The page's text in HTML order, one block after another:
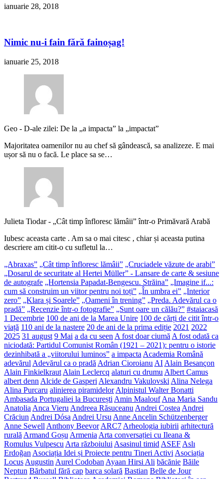
ianuarie 28, 2018
Nimic nu-i fain fără fainoșag!
ianuarie 25, 2018
Geo - D-ale zilei: De la „a impacta” la „impactat”
Majoritatea oamenilor nu au chef să gândească, sa analizeze. E mai
ușor să nu o facă. Le place sa se…
Julieta Tiodar- „Cât timp înfloresc lămâii” într-o Primăvară Arabă
Iubesc aceasta carte . Am sa o mai citesc , chiar și aceasta putina
descriere am citit-o cu sufletul la…
„Abraxas” „Cât timp înfloresc lămâii” „Cruciadele văzute de arabi”
„Dosarul de securitate al Hertei Müller” - Lansare de carte & sesiune
de autografe „Hortensia Papadat-Bengescu. Străina” „Imagine if...:
cum să construim un viitor pentru noi toți” „În umbra ei” „Interior
zero” „Klara și Soarele” „Oameni în trening” „Preda. Adevărul ca o
pradă” „Recenzie într-o fotografie” „Sunt oare un călău?” #staiacasă
1 Decembrie 100 de ani de la Marea Unire 100 de cărți de citit într-o
viață 110 ani de la nastere 20 de ani de la prima ediție 2021 2022
2025 31 august 9 Mai a da cu seen A fost doar ciumă A fost odată ca
niciodată: Partidul Comunist Român (1921 – 2021): pentru o istorie
dezinhibată a „viitorului luminos” a impacta Academia Română
adevărul Adevărul ca o pradă Adrian Cioroianu AI Alain Besançon
Alain Finkielkraut Alain Leclercq alaturi cu drumu Albert Camus
albert denn Alcide de Gasperi Alexandru Vakulovski Alina Nelega
Alina Purcaru alinierea piramidelor Alpinistul Walter Bonatti
Ambasada Portugaliei la București Amin Maalouf Ana Maria Sandu
Anatolia Anca Vieru Andreea Răsuceanu Andrei Costea Andrei
Crăciun Andrei Dósa Andrei Ursu Anne Ancelin Schützenberger
Anne Sewell Anthony Beevor ARC7 Arheologia iubirii arhitectură
rurală Armand Goșu Armenia Arta conversației cu Ileana &
Romulus Vulpescu Arta războiului Asasinul timid ASEF Aslı
Erdoğan Asociația Idei și Proiecte pentru Tineri Activi Asociația
Locus Augustin Aurel Codoban Ayaan Hirsi Ali băcănie Băile
Neptun Bărbatul fără cap barca solară Bastian Belle de Jour